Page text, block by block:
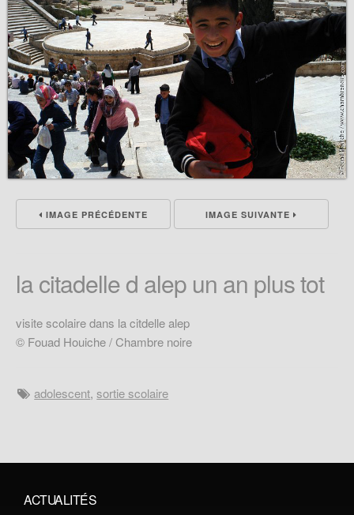
IMAGE PRÉCÉDENTE IMAGE SUIVANTE
la citadelle d alep un an plus tot
visite scolaire dans la citdelle alep
© Fouad Houiche / Chambre noire
adolescent, sortie scolaire
ACTUALITÉS